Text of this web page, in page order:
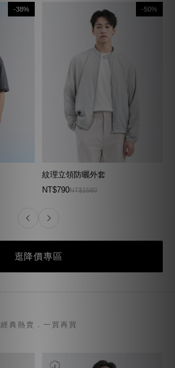
-38% -50%
紋理立領防曬外套
NT$790NT$1580
逛降價專區
經典熱賣．一買再買